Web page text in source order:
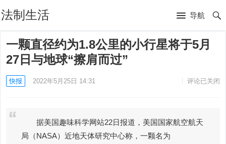
法制生活 导航
一颗直径约为1.8公里的小行星将于5月
27日与地球“擦肩而过”
快报 2022年5月25日 14:31 评论已关闭
据美国趣味科学网站22日报道，美国国家航空航天
局（NASA）近地天体研究中心称，一颗名为